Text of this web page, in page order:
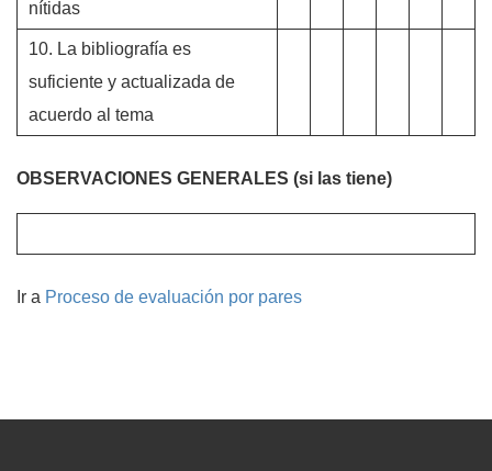
nítidas
10. La bibliografía es
suficiente y actualizada de
acuerdo al tema
OBSERVACIONES GENERALES (si las tiene)
Ir a Proceso de evaluación por pares